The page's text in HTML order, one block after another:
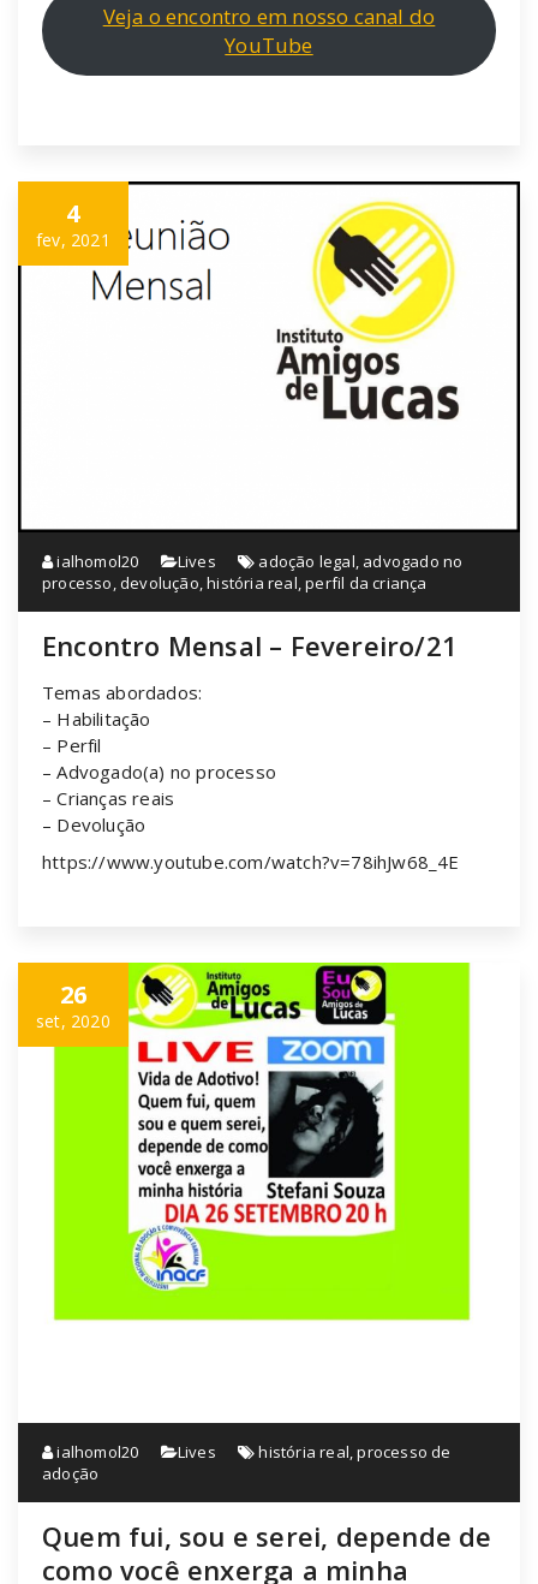
Veja o encontro em nosso canal do
YouTube
4
fev, 2021
ialhomol20 Lives adoção legal, advogado no
processo,devolução,história real,perfil da criança
Encontro Mensal – Fevereiro/21
Temas abordados:
– Habilitação
– Perfil
– Advogado(a) no processo
– Crianças reais
– Devolução
https://www.youtube.com/watch?v=78ihJw68_4E
26
set, 2020
ialhomol20 Lives história real,processo de
adoção
Quem fui, sou e serei, depende de
como você enxerga a minha